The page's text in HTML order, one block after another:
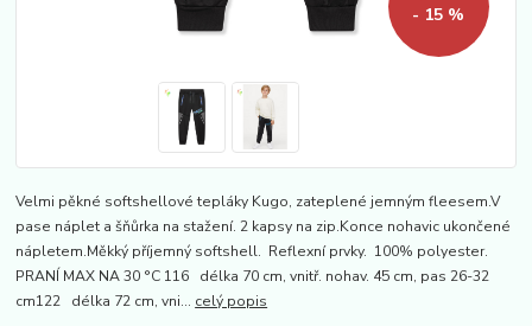
- 15 %
Velmi pěkné softshellové tepláky Kugo, zateplené jemným fleesem.V
pase náplet a šňůrka na stažení. 2 kapsy na zip.Konce nohavic ukončené
nápletem.Měkký příjemný softshell. Reflexní prvky. 100% polyester.
PRANÍ MAX NA 30 °C 116 délka 70 cm, vnitř. nohav. 45 cm, pas 26-32
cm122 délka 72 cm, vni... celý popis